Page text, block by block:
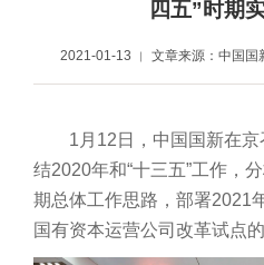
四五”时期
2021-01-13 文章来源：中国国
1月12日，中国国新在京
结2020年和“十三五”工作，
期总体工作思路，部署2021
国有资本运营公司改革试点的